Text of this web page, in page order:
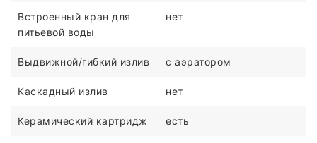
Встроенный кран для
питьевой воды
нет
Выдвижной/гибкий излив с аэратором
Каскадный излив нет
Керамический картридж есть